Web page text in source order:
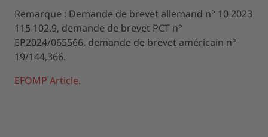
Remarque : Demande de brevet allemand n° 10 2023
115 102.9, demande de brevet PCT n°
EP2024/065566, demande de brevet américain n°
19/144,366.
EFOMP Article.